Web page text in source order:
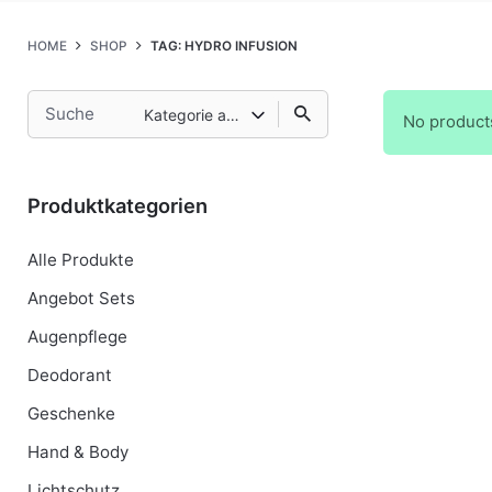
HOME SHOP TAG: HYDRO INFUSION
Search
for
Kategorie auswählen
Produktkategorien
Alle Produkte
Angebot Sets
Augenpflege
Deodorant
Geschenke
Hand & Body
No